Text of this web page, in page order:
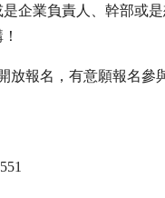
企業負責人、幹部或是
放報名，有意願報名參